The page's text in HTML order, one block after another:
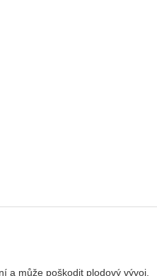
a může poškodit plodový vývoj.